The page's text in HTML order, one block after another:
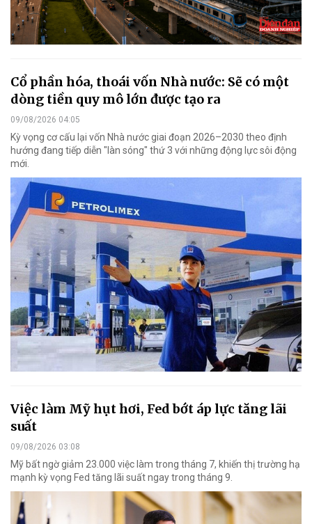
Cổ phần hóa, thoái vốn Nhà nước: Sẽ có một
dòng tiền quy mô lớn được tạo ra
09/08/2026 04:05
Kỳ vọng cơ cấu lại vốn Nhà nước giai đoạn 2026–2030 theo định
hướng đang tiếp diễn "làn sóng" thứ 3 với những động lực sôi động
mới.
Việc làm Mỹ hụt hơi, Fed bớt áp lực tăng lãi
suất
09/08/2026 03:08
Mỹ bất ngờ giảm 23.000 việc làm trong tháng 7, khiến thị trường hạ
mạnh kỳ vọng Fed tăng lãi suất ngay trong tháng 9.